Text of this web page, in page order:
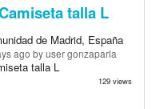
talla L
de Madrid, España
ago by user gonzaparla
talla L
129 views